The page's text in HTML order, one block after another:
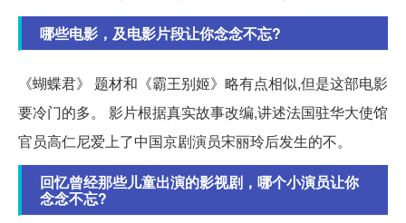
哪些电影，及电影片段让你念念不忘?
《蝴蝶君》 题材和《霸王别姬》略有点相似,但是这部电影
要冷门的多。 影片根据真实故事改编,讲述法国驻华大使馆
官员高仁尼爱上了中国京剧演员宋丽玲后发生的不。
回忆曾经那些儿童出演的影视剧，哪个小演员让你
念念不忘?